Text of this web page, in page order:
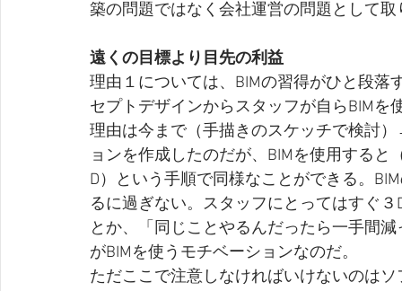
築の問題ではなく会社運営の問題として
遠くの目標より目先の利益
理由１については、BIMの習得がひと段
セプトデザインからスタッフが自らBIMを
理由は今まで（手描きのスケッチで検討
ョンを作成したのだが、BIMを使用する
D）という手順で同様なことができる。
るに過ぎない。スタッフにとってはすぐ
とか、「同じことやるんだったら一手間
がBIMを使うモチベーションなのだ。
ただここで注意しなければいけないのは